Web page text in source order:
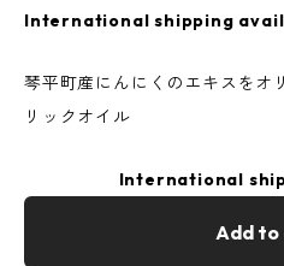
International shipping
琴平町産にんにくのエキスをオ
リックオイル
International
Add